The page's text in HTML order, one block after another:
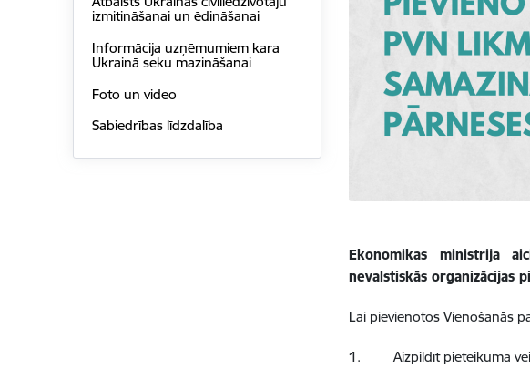
izmitināšanai un ēdināšanai
Informācija uzņēmumiem kara
Ukrainā seku mazināšanai
Foto un video
Sabiedrības līdzdalība
Ekonomikas ministrija
nevalstiskās organizācijas
Lai pievienotos Vienošanās
1. Aizpildīt pieteikuma